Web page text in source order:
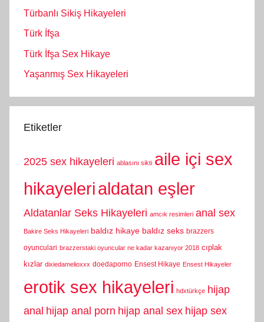
Türbanlı Sikiş Hikayeleri
Türk İfşa
Türk İfşa Sex Hikaye
Yaşanmış Sex Hikayeleri
Etiketler
2025 sex hikayeleri ablasını sikti aile içi sex
hikayelerialdatan eşler
Aldatanlar Seks Hikayeleri amcık resimleri anal sex
Bakire Seks Hikayeleri baldız hikaye baldız seks brazzers
oyunculari brazzerstaki oyuncular ne kadar kazanıyor 2018 cıplak
kızlar dixiedamelioxxx doedaporno Ensest Hikaye Ensest Hikayeler
erotik sex hikayeleri hdxtürkçe hijap
anal hijap anal porn hijap anal sex hijap sex